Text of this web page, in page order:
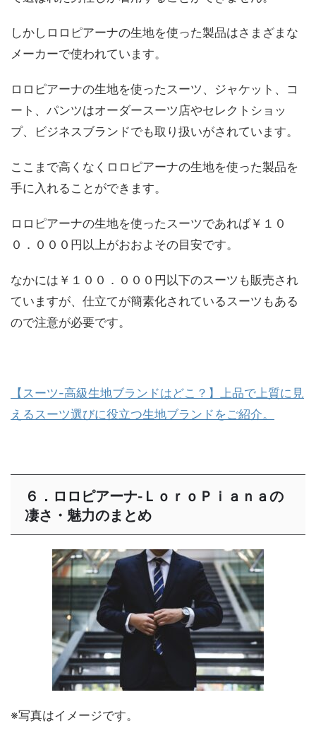
しかしロロピアーナの生地を使った製品はさまざまな
メーカーで使われています。
ロロピアーナの生地を使ったスーツ、ジャケット、コ
ート、パンツはオーダースーツ店やセレクトショッ
プ、ビジネスブランドでも取り扱いがされています。
ここまで高くなくロロピアーナの生地を使った製品を
手に入れることができます。
ロロピアーナの生地を使ったスーツであれば￥１０
０．０００円以上がおおよその目安です。
なかには￥１００．０００円以下のスーツも販売され
ていますが、仕立てが簡素化されているスーツもある
ので注意が必要です。
【スーツ-高級生地ブランドはどこ？】上品で上質に見
えるスーツ選びに役立つ生地ブランドをご紹介。
６．ロロピアーナ-ＬｏｒｏＰｉａｎａの
凄さ・魅力のまとめ
※写真はイメージです。